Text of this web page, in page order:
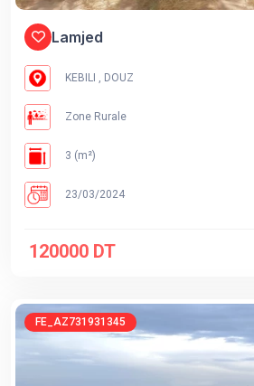
Lamjed
KEBILI , DOUZ
Zone Rurale
3 (m²)
23/03/2024
120000 DT
FE_AZ731931345